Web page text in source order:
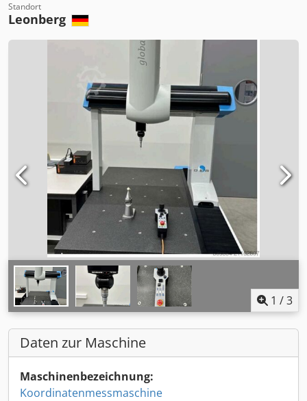
Standort
Leonberg
1 /3
Daten zur Maschine
Maschinenbezeichnung:
Koordinatenmessmaschine